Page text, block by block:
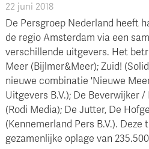
22 juni 2018
De Persgroep Nederland heeft
de regio Amsterdam via een
verschillende uitgevers. Het
Meer (Bijlmer&Meer); Zuid!
nieuwe combinatie 'Nieuwe
Uitgevers B.V.); De Beverwijker
(Rodi Media); De Jutter, De
(Kennemerland Pers B.V.). Deze
gezamenlijke oplage van